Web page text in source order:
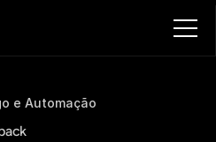
e Automação